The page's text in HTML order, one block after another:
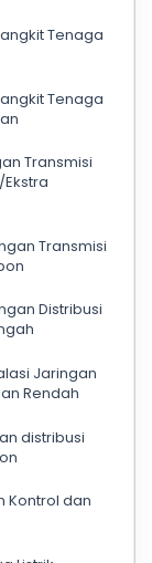
Tenaga
Tenaga
Transmisi
Transmisi
Distribusi
Jaringan
Rendah
distribusi
Kontrol dan